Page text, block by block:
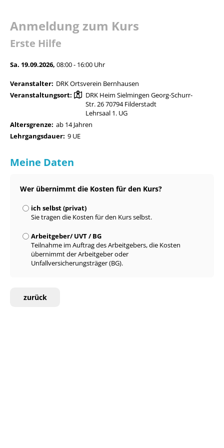
Anmeldung zum Kurs
Erste Hilfe
Sa. 19.09.2026, 08:00 - 16:00 Uhr
Veranstalter: DRK Ortsverein Bernhausen
Veranstaltungsort:
DRK Heim Sielmingen Georg-Schurr-
Str. 26 70794 Filderstadt
Lehrsaal 1. UG
Altersgrenze: ab 14 Jahren
Lehrgangsdauer: 9 UE
Meine Daten
Wer übernimmt die Kosten für den Kurs?
ich selbst (privat)
Sie tragen die Kosten für den Kurs selbst.
Arbeitgeber/ UVT / BG
Teilnahme im Auftrag des Arbeitgebers, die Kosten
übernimmt der Arbeitgeber oder
Unfallversicherungsträger (BG).
zurück